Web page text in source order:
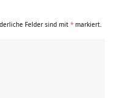
Felder sind mit * markiert.